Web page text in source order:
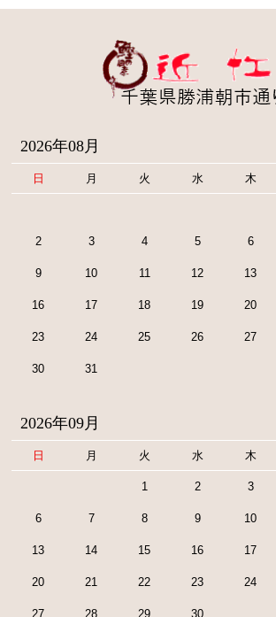
2026年08月
日 月 火 水 木
2 3 4 5 6
9 10 11 12 13
16 17 18 19 20
23 24 25 26 27
30 31
2026年09月
日 月 火 水 木
1 2 3
6 7 8 9 10
13 14 15 16 17
20 21 22 23 24
27 28 29 30